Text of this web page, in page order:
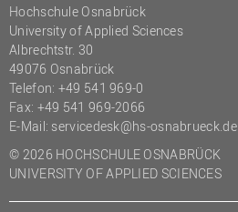
Hochschule Osnabrück
University of Applied Sciences
Albrechtstr. 30
49076 Osnabrück
Telefon: +49 541 969-0
Fax: +49 541 969-2066
E-Mail: servicedesk@hs-osnabrueck.de
© 2026 HOCHSCHULE OSNABRÜCK
UNIVERSITY OF APPLIED SCIENCES